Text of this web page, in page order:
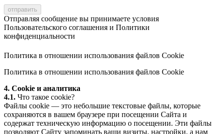
Отправляя сообщение вы принимаете условия
Пользовательского соглашения и Политики
конфиденциальности
Политика в отношении использования файлов Cookie
Политика в отношении использования файлов Cookie
4. Cookie и аналитика
4.1. Что такое cookie?
Файлы cookie — это небольшие текстовые файлы, которые
сохраняются в вашем браузере при посещении Сайта и
содержат техническую информацию о посещении. Эти файлы
позволяют Сайту запоминать ваши визиты, настройки, а нам